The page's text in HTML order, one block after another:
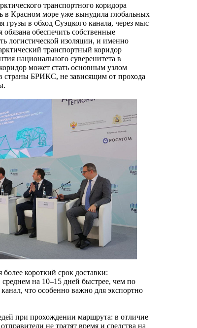
транспортного коридора
в Красном море уже вынудила глобальных
грузы в обход Суэцкого канала, через мыс
обеспечить собственные
логистической изоляции, и именно
транспортный коридор
национального суверенитета в
может стать основным узлом
страны БРИКС, не зависящим от прохода
короткий срок доставки:
на 10–15 дней быстрее, чем по
что особенно важно для экспортно
при прохождении маршрута: в отличие
не тратят время и средства на